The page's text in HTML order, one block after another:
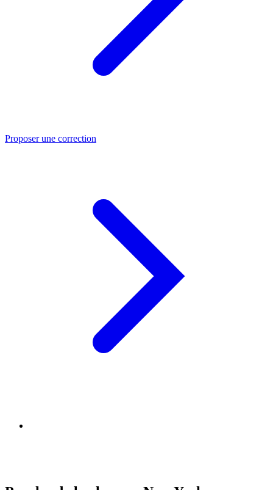
Proposer une correction